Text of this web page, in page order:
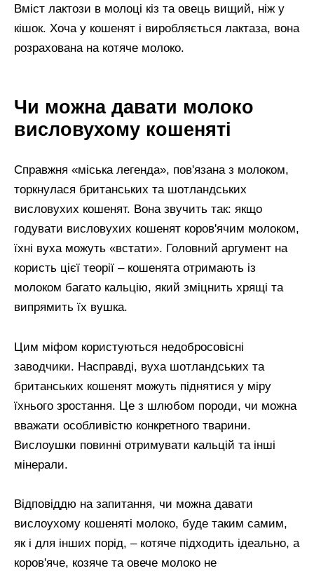
Вміст лактози в молоці кіз та овець вищий, ніж у
кішок. Хоча у кошенят і виробляється лактаза, вона
розрахована на котяче молоко.
Чи можна давати молоко
висловухому кошеняті
Справжня «міська легенда», пов'язана з молоком,
торкнулася британських та шотландських
висловухих кошенят. Вона звучить так: якщо
годувати висловухих кошенят коров'ячим молоком,
їхні вуха можуть «встати». Головний аргумент на
користь цієї теорії – кошенята отримають із
молоком багато кальцію, який зміцнить хрящі та
випрямить їх вушка.
Цим міфом користуються недобросовісні
заводчики. Насправді, вуха шотландських та
британських кошенят можуть піднятися у міру
їхнього зростання. Це з шлюбом породи, чи можна
вважати особливістю конкретного тварини.
Вислоушки повинні отримувати кальцій та інші
мінерали.
Відповіддю на запитання, чи можна давати
вислоухому кошеняті молоко, буде таким самим,
як і для інших порід, – котяче підходить ідеально, а
коров'яче, козяче та овече молоко не